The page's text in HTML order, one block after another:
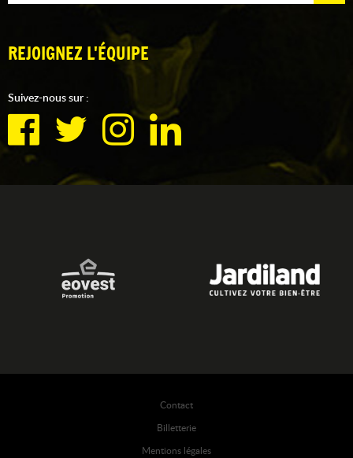
REJOIGNEZ L'ÉQUIPE
Suivez-nous sur :
Contact
Billetterie
Mentions légales